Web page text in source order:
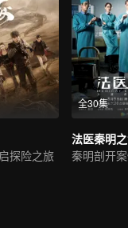
探险之旅
全30集
法医秦明